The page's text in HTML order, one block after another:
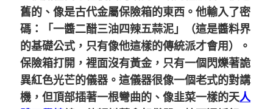
舊的、像是古代金屬保險箱的東西。他輸入了密
碼：「一醬二醋三油四辣五蒜泥」（這是醬料界
的基礎公式，只有像他這樣的傳統派才會用）。
保險箱打開，裡面沒有黃金，只有一個閃爍著詭
異紅色光芒的儀器。這儀器很像一個老式的對講
機，但頂部插著一根彎曲的、像韭菜一樣的天人